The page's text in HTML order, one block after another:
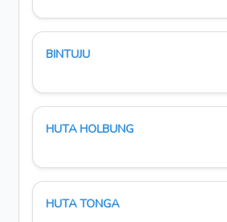
BINTUJU
HUTA HOLBUNG
HUTA TONGA